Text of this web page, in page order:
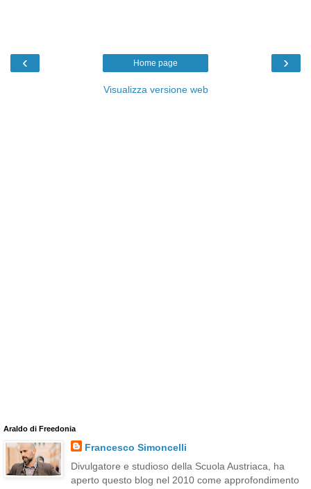
‹ ›
Home page
Visualizza versione web
Araldo di Freedonia
Francesco Simoncelli
Divulgatore e studioso della Scuola Austriaca, ha
aperto questo blog nel 2010 come approfondimento